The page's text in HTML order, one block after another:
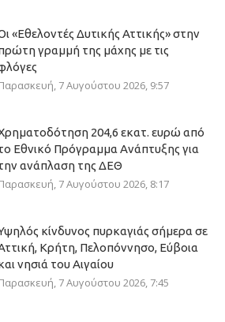
«Εθελοντές Δυτικής Αττικής» στην
γραμμή της μάχης με τις
7 Αυγούστου 2026, 9:57
204,6 εκατ. ευρώ από
Εθνικό Πρόγραμμα Ανάπτυξης για
ανάπλαση της ΔΕΘ
7 Αυγούστου 2026, 8:17
κίνδυνος πυρκαγιάς σήμερα σε
Κρήτη, Πελοπόννησο, Εύβοια
νησιά του Αιγαίου
7 Αυγούστου 2026, 7:45